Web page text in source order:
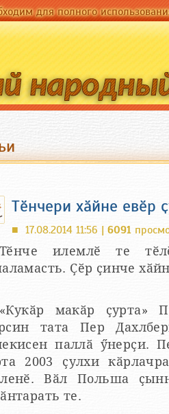
для полного
Тӗнчери хӑйне евӗр
■ 17.08.2014 11:56 | 6091
Тӗнче илемлӗ те
Ҫӗр ҫинче
«Кукӑр макӑр ҫурта»
тата Пер
паллӑ ӳнерҫи.
2003 ҫулхи
Вӑл Польша
те.